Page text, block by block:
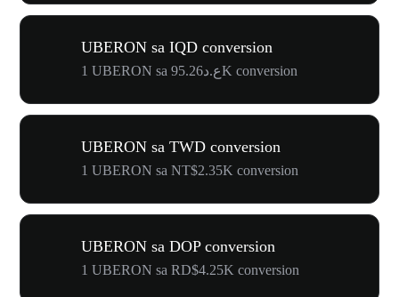
UBERON sa IQD conversion
1 UBERON sa ع.د95.26K conversion
UBERON sa TWD conversion
1 UBERON sa NT$2.35K conversion
UBERON sa DOP conversion
1 UBERON sa RD$4.25K conversion